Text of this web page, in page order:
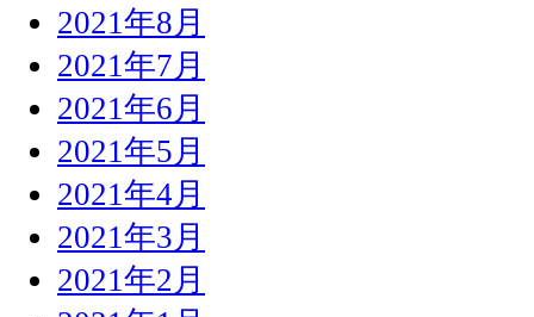
2021年8月
2021年7月
2021年6月
2021年5月
2021年4月
2021年3月
2021年2月